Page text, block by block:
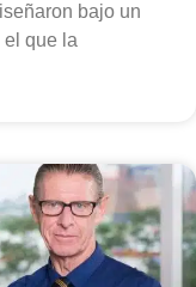
bajo un
el que la